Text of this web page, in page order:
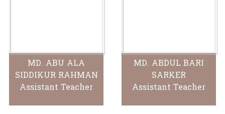
MD. ABU ALA
SIDDIKUR RAHMAN
Assistant Teacher
MD. ABDUL BARI
SARKER
Assistant Teacher